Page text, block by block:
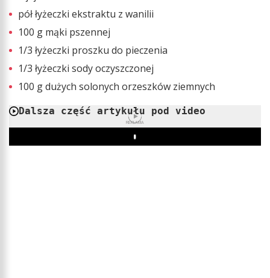
pół łyżeczki ekstraktu z wanilii
100 g mąki pszennej
1/3 łyżeczki proszku do pieczenia
1/3 łyżeczki sody oczyszczonej
100 g dużych solonych orzeszków ziemnych
Dalsza część artykułu pod video
REKLAMA
Play